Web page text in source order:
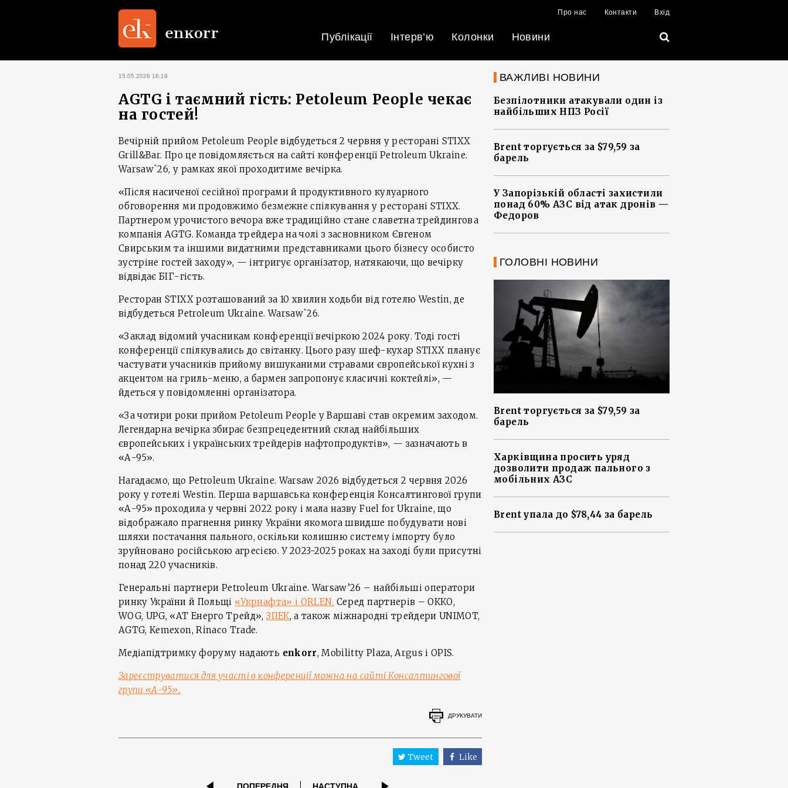
Про нас Контакти Вхід
Публікації Інтерв’ю Колонки Новини
15.05.2026 16:19
AGTG і таємний гість: Petoleum People чекає
на гостей!
Вечірній прийом Petoleum People відбудеться 2 червня у ресторані STIXX
Grill&Bar. Про це повідомляється на сайті конференції Petroleum Ukraine.
Warsaw`26, у рамках якої проходитиме вечірка.
«Після насиченої сесійної програми й продуктивного кулуарного
обговорення ми продовжимо безмежне спілкування у ресторані STIXX.
Партнером урочистого вечора вже традиційно стане славетна трейдингова
компанія AGTG. Команда трейдера на чолі з засновником Євгеном
Свирським та іншими видатними представниками цього бізнесу особисто
зустріне гостей заходу», — інтригує організатор, натякаючи, що вечірку
відвідає БІГ-гість.
Ресторан STIXX розташований за 10 хвилин ходьби від готелю Westin, де
відбудеться Petroleum Ukraine. Warsaw`26.
«Заклад відомий учасникам конференції вечіркою 2024 року. Тоді гості
конференції спілкувались до світанку. Цього разу шеф-кухар STIXX планує
частувати учасників прийому вишуканими стравами європейської кухні з
акцентом на гриль-меню, а бармен запропонує класичні коктейлі», —
йдеться у повідомленні організатора.
«За чотири роки прийом Petoleum People у Варшаві став окремим заходом.
Легендарна вечірка збирає безпрецедентний склад найбільших
європейських і українських трейдерів нафтопродуктів», — зазначають в
«А-95».
Нагадаємо, що Petroleum Ukraine. Warsaw 2026 відбудеться 2 червня 2026
року у готелі Westin. Перша варшавська конференція Консалтингової групи
«А-95» проходила у червні 2022 року і мала назву Fuel for Ukraine, що
відображало прагнення ринку України якомога швидше побудувати нові
шляхи постачання пального, оскільки колишню систему імпорту було
зруйновано російською агресією. У 2023-2025 роках на заході були присутні
понад 220 учасників.
Генеральні партнери Petroleum Ukraine. Warsaw’26 – найбільші оператори
ринку України й Польщі «Укрнафта» і ORLEN. Серед партнерів – ОККО,
WOG, UPG, «АТ Енерго Трейд»,ЗПЕК, а також міжнародні трейдери UNIMOT,
AGTG, Kemexon, Rinaco Trade.
Медіапідтримку форуму надають enkorr, Mobilitty Plaza, Argus і OPIS.
Зареєструватися для участі в конференції можна на сайті Консалтингової
групи «А-95».
ДРУКУВАТИ
Tweet Like
ВАЖЛИВІ НОВИНИ
Безпілотники атакували один із
найбільших НПЗ Росії
Brent торгується за $79,59 за
барель
У Запорізькій області захистили
понад 60% АЗС від атак дронів —
Федоров
ГОЛОВНІ НОВИНИ
Brent торгується за $79,59 за
барель
Харківщина просить уряд
дозволити продаж пального з
мобільних АЗС
Brent упала до $78,44 за барель